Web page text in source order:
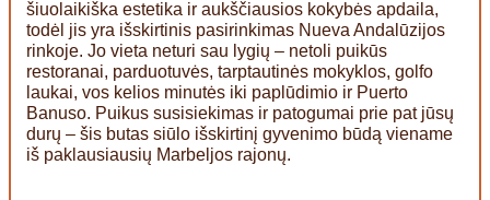
šiuolaikiška estetika ir aukščiausios kokybės apdaila,
todėl jis yra išskirtinis pasirinkimas Nueva Andalūzijos
rinkoje. Jo vieta neturi sau lygių – netoli puikūs
restoranai, parduotuvės, tarptautinės mokyklos, golfo
laukai, vos kelios minutės iki paplūdimio ir Puerto
Banuso. Puikus susisiekimas ir patogumai prie pat jūsų
durų – šis butas siūlo išskirtinį gyvenimo būdą viename
iš paklausiausių Marbeljos rajonų.